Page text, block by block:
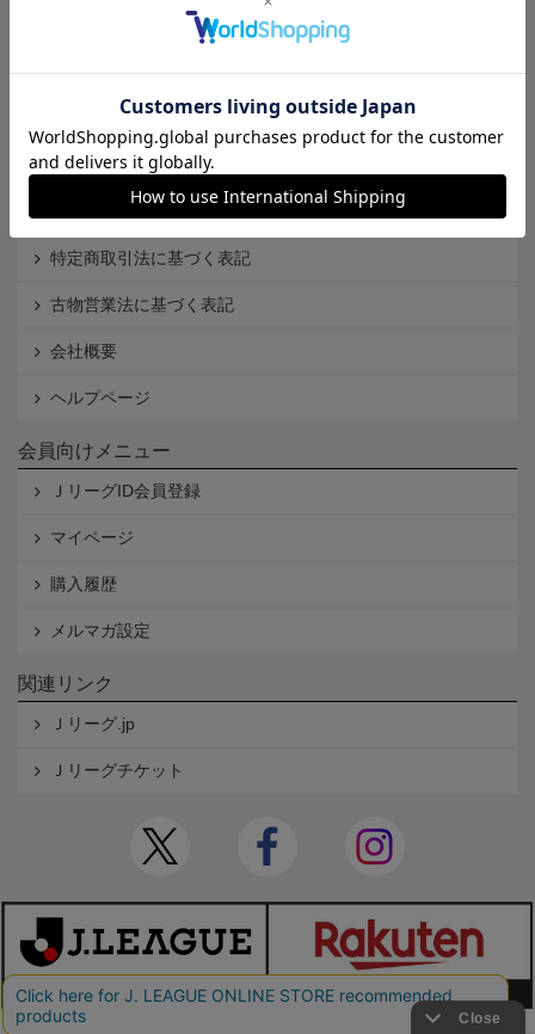
Ｊリーグオンラインストアとは
個人情報保護方針
特定商取引法に基づく表記
古物営業法に基づく表記
会社概要
ヘルプページ
会員向けメニュー
ＪリーグID会員登録
マイページ
購入履歴
メルマガ設定
関連リンク
Ｊリーグ.jp
Ｊリーグチケット